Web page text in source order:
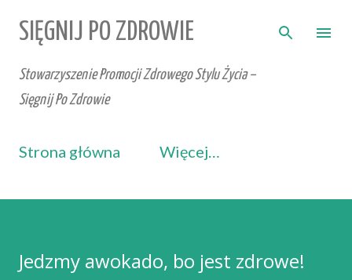
Przejdź do głównej zawartości
SIĘGNIJ PO ZDROWIE
Stowarzyszenie Promocji Zdrowego Stylu Życia –
Sięgnij Po Zdrowie
Strona główna Więcej…
Jedzmy awokado, bo jest zdrowe!